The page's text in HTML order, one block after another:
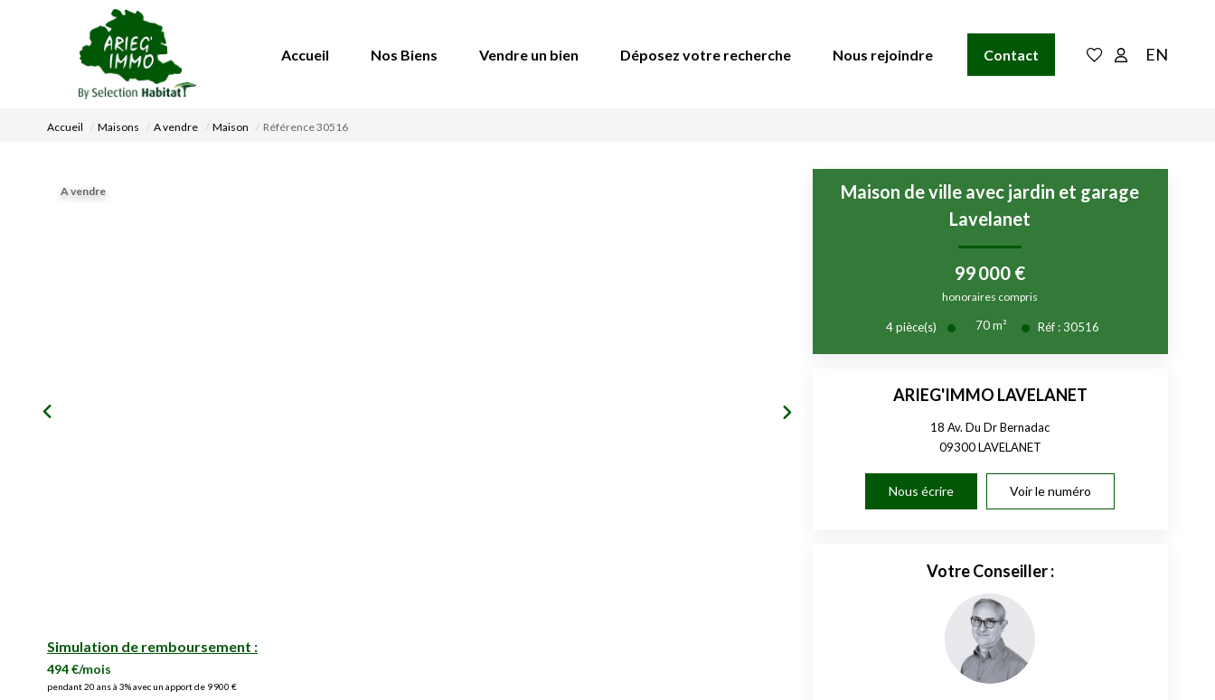
Accueil Nos Biens Vendre un bien Déposez votre recherche Nous rejoindre Contact EN
Accueil Maisons A vendre Maison Référence 30516
A vendre
Simulation de remboursement :
494 €/mois
pendant 20 ans à 3% avec un apport de 9 900 €
Maison de ville avec jardin et garage
Lavelanet
99 000 €
honoraires compris
4pièce(s) 70m² Réf :30516
ARIEG'IMMO LAVELANET
18 Av. Du Dr Bernadac
09300LAVELANET
Nous écrire Voir le numéro
Votre Conseiller :